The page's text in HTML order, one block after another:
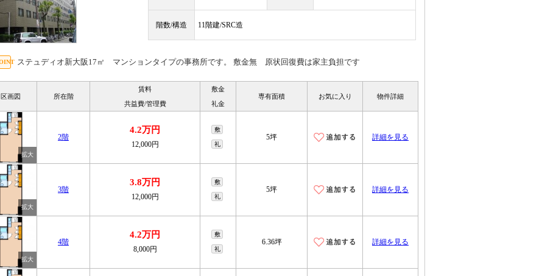
階数/構造 11階建/SRC造
ステュディオ新大阪17㎡ マンションタイプの事務所です。 敷金無 原状回復費は家主負担です
区画図 所在階
賃料
共益費/管理費
敷金
礼金
専有面積 お気に入り 物件詳細
2階
4.2万円
12,000円
敷
礼
5坪 詳細を見る
3階
3.8万円
12,000円
敷
礼
5坪 詳細を見る
4階
4.2万円
8,000円
敷
礼
6.36坪 詳細を見る